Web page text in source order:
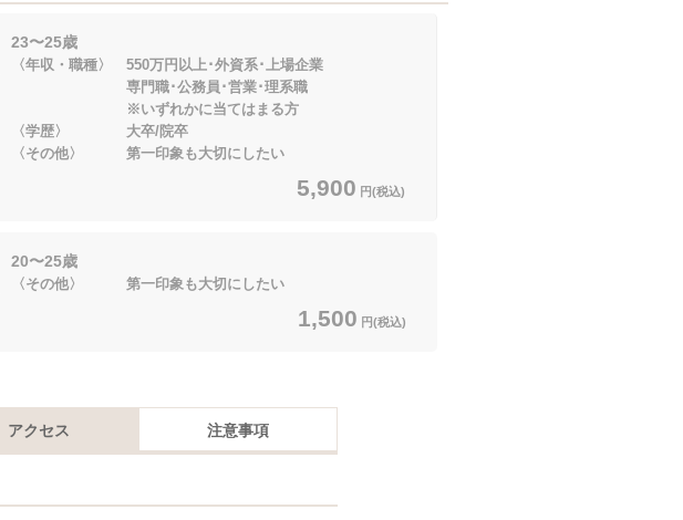
23〜25歳
〈年収・職種〉 550万円以上･外資系･上場企業
専門職･公務員･営業･理系職
※いずれかに当てはまる方
〈学歴〉 大卒/院卒
〈その他〉 第一印象も大切にしたい
5,900 円(税込)
20〜25歳
〈その他〉 第一印象も大切にしたい
1,500 円(税込)
アクセス 注意事項